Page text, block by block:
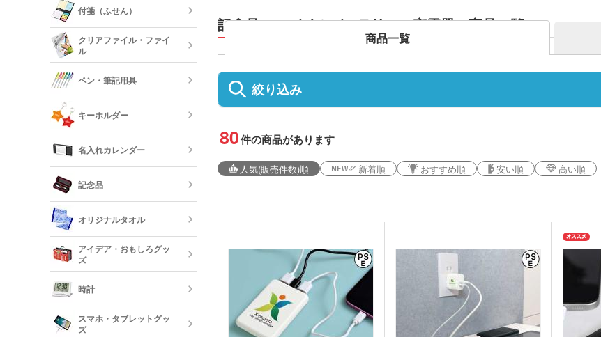
記念品 モバイルバッテリー・充電器 商品一覧
商品一覧
絞り込み
80件の商品があります
人気(販売件数)順 新着順 おすすめ順 安い順 高い順
オーガニックコットンバッ
ロープハンドルバッグ
クボトル
ト
短納期タンブラー・ボトル
クリップ
ダー・名刺入れ
ケース・マルチケース
リー
付箋（ふせん）
クリアファイル・ファイ
ル
オリジナルクリアファイル
押し・シルク）
短納期クリアファイル
ペン・筆記用具
フリクション
多機能ペン(タッチ・シャー
多色ペン
クレヨン・色鉛筆・鉛筆 ペンセット・文具セット
短納期ボールペン
キーホルダー
レザーキーホルダー・革製
キーホルダー
メタルキーホルダー・金属
製キーホルダー
名入れカレンダー
記念品
記念品 グラス 記念品 バッグ
記念品 ステーショナリ
ー・文房具
記念品 ボールペン・筆記
具
オリジナルタオル
オリジナルフェイスタオル オリジナルハンカチタオル
オリジナルハンドタオル オリジナルマフラータオル
アイデア・おもしろグッ
ズ
時計
スマホ・タブレットグッ
ズ